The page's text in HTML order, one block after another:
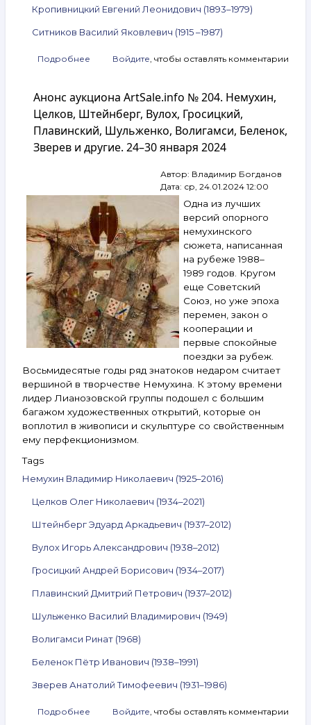
Кропивницкий Евгений Леонидович (1893–1979)
Ситников Василий Яковлевич (1915 –1987)
Подробнее
ArtSale.info
№ 233.
Рабин,
Купер,
Любаров,
и другие.
28 августа —
3 сентября
2024
Войдите , чтобы оставлять комментарии
Анонс аукциона ArtSale.info № 204. Немухин,
Целков, Штейнберг, Вулох, Гросицкий,
Плавинский, Шульженко, Волигамси, Беленок,
Зверев и другие. 24–30 января 2024
Автор: Владимир Богданов
Дата: ср, 24.01.2024 12:00
Одна из лучших
версий опорного
немухинского
сюжета, написанная
на рубеже 1988–
1989 годов. Кругом
еще Советский
Союз, но уже эпоха
перемен, закон о
кооперации и
первые спокойные
поездки за рубеж.
Восьмидесятые годы ряд знатоков недаром считает
вершиной в творчестве Немухина. К этому времени
лидер Лианозовской группы подошел с большим
багажом художественных открытий, которые он
воплотил в живописи и скульптуре со свойственным
ему перфекционизмом.
Tags
Немухин Владимир Николаевич (1925–2016)
Целков Олег Николаевич (1934–2021)
Штейнберг Эдуард Аркадьевич (1937–2012)
Вулох Игорь Александрович (1938–2012)
Гросицкий Андрей Борисович (1934–2017)
Плавинский Дмитрий Петрович (1937–2012)
Шульженко Василий Владимирович (1949)
Волигамси Ринат (1968)
Беленок Пётр Иванович (1938–1991)
Зверев Анатолий Тимофеевич (1931–1986)
Подробнее Войдите , чтобы оставлять комментарии